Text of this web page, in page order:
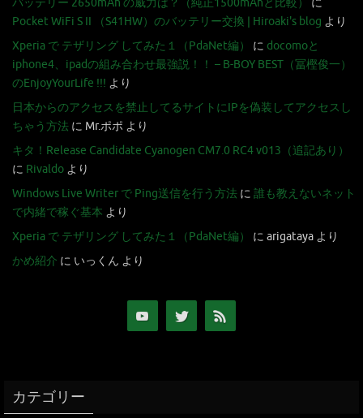
バッテリー 2650mAh の威力は？（純正1500mAhと比較）
に
Pocket WiFi S II （S41HW）のバッテリー交換 | Hiroaki's blog より
Xperia で テザリング してみた１（PdaNet編）
に docomoと
iphone4、ipadの組み合わせ最強説！！ – B-BOY BEST（冨樫俊一）
のEnjoyYourLife !!! より
日本からのアクセスを禁止してるサイトにIPを偽装してアクセスし
ちゃう方法 に Mr.ポポ より
キタ！Release Candidate Cyanogen CM7.0 RC4 v013（追記あり）
に Rivaldo より
Windows Live Writer で Ping送信を行う方法 に 誰も教えないネット
で内緒で稼ぐ基本 より
Xperia で テザリング してみた１（PdaNet編）
に arigataya より
かめ紹介 に いっくん より
カテゴリー